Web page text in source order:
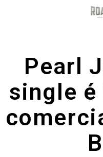
Pearl
single é